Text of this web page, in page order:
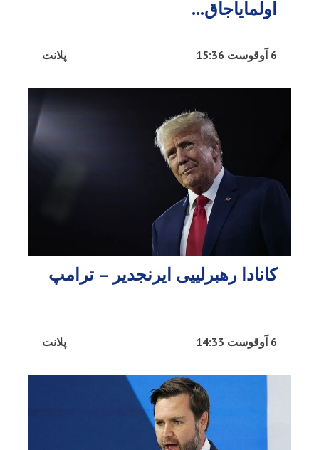
اولمایاجاق…
پلانت 6 آوقوست 15:36
کانادا رهبرلییی ایرنجدیر – ترامپ
پلانت 6 آوقوست 14:33